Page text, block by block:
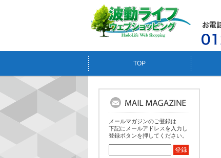
TOP
メールマガジンのご登録は
下記にメールアドレスを入力し
登録ボタンを押してください。